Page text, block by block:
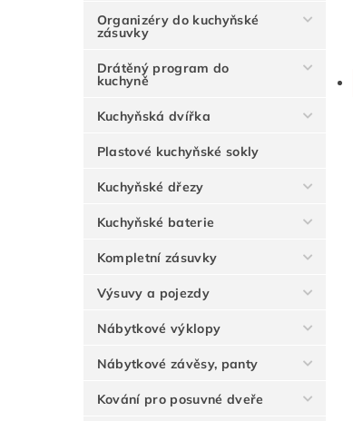
Organizéry do kuchyňské
zásuvky
Drátěný program do
kuchyně
Kuchyňská dvířka
Plastové kuchyňské sokly
Kuchyňské dřezy
Kuchyňské baterie
Kompletní zásuvky
Výsuvy a pojezdy
Nábytkové výklopy
Nábytkové závěsy, panty
Kování pro posuvné dveře